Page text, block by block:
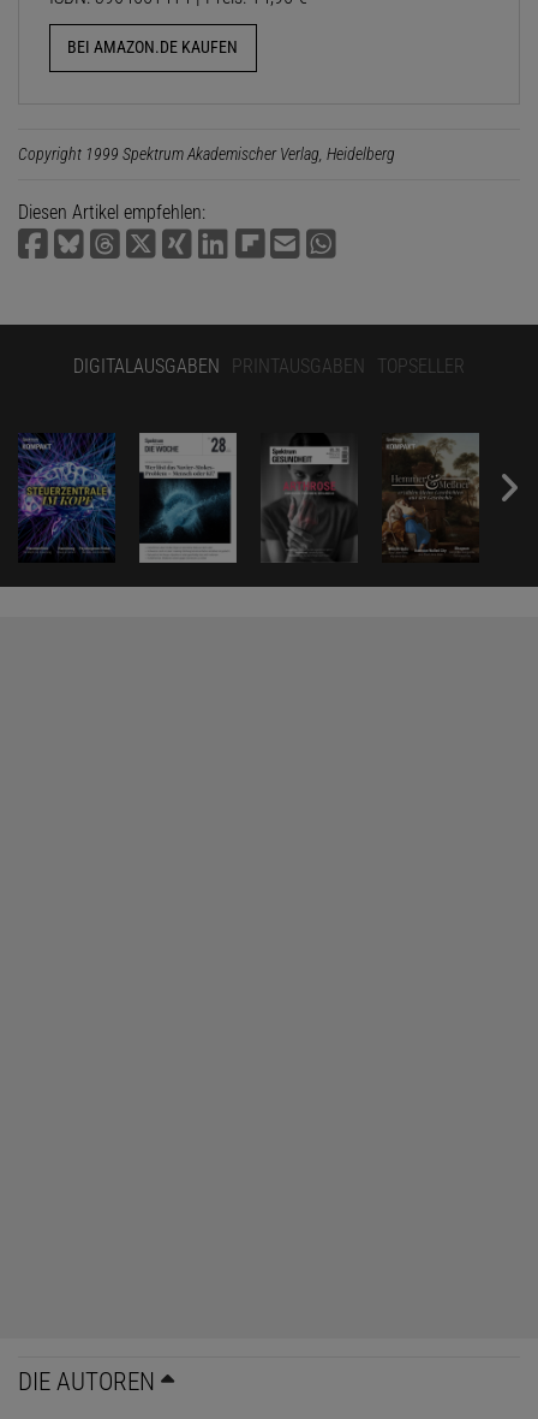
BEI AMAZON.DE KAUFEN
Copyright 1999 Spektrum Akademischer Verlag, Heidelberg
Diesen Artikel empfehlen:
DIGITALAUSGABEN PRINTAUSGABEN TOPSELLER
DIE AUTOREN